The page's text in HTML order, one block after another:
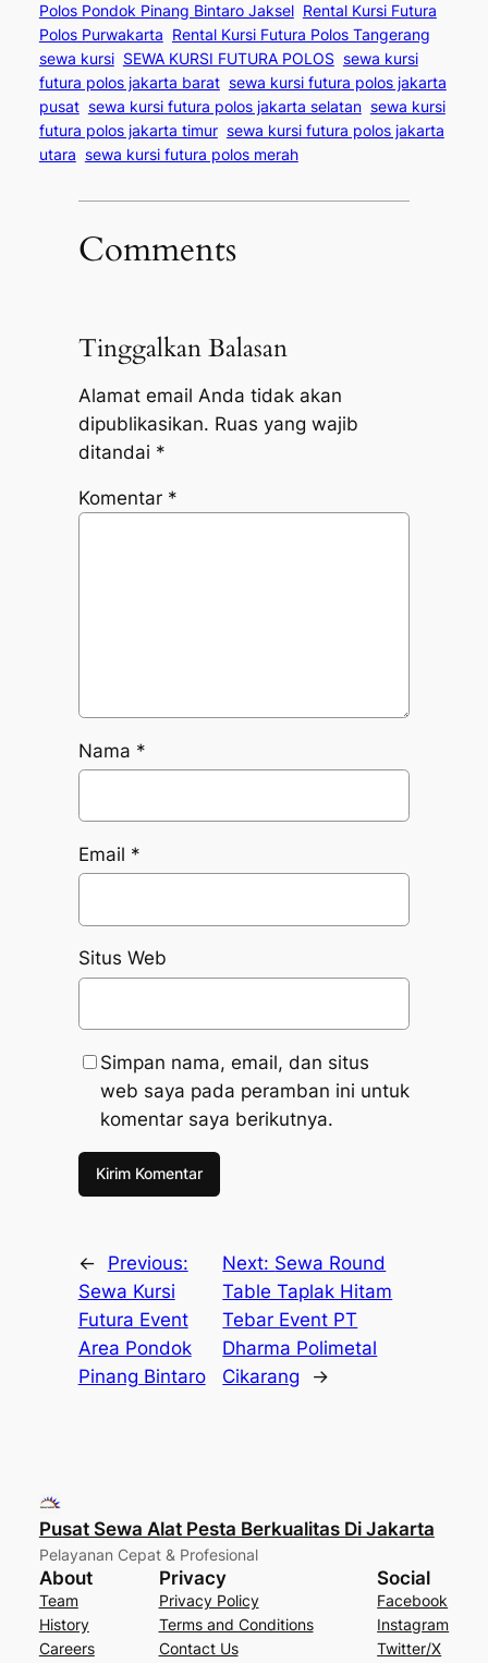
Polos Pondok Pinang Bintaro Jaksel Rental Kursi Futura
Polos Purwakarta Rental Kursi Futura Polos Tangerang
sewa kursi SEWA KURSI FUTURA POLOS sewa kursi
futura polos jakarta barat sewa kursi futura polos jakarta
pusat sewa kursi futura polos jakarta selatan sewa kursi
futura polos jakarta timur sewa kursi futura polos jakarta
utara sewa kursi futura polos merah
Comments
Tinggalkan Balasan
Alamat email Anda tidak akan
dipublikasikan. Ruas yang wajib
ditandai *
Komentar *
Nama *
Email *
Situs Web
Simpan nama, email, dan situs
web saya pada peramban ini untuk
komentar saya berikutnya.
←
Previous:
Sewa Kursi
Futura Event
Area Pondok
Pinang Bintaro
Next: Sewa Round
Table Taplak Hitam
Tebar Event PT
Dharma Polimetal
Cikarang
→
Pusat Sewa Alat Pesta Berkualitas Di Jakarta
Pelayanan Cepat & Profesional
About
Team
History
Careers
Privacy
Privacy Policy
Terms and Conditions
Contact Us
Social
Facebook
Instagram
Twitter/X